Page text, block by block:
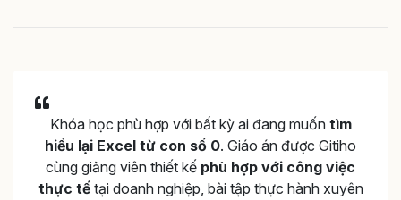
Khóa học phù hợp với bất kỳ ai đang muốn tìm
hiểu lại Excel từ con số 0. Giáo án được Gitiho
cùng giảng viên thiết kế phù hợp với công việc
thực tếtại doanh nghiệp, bài tập thực hành xuyên